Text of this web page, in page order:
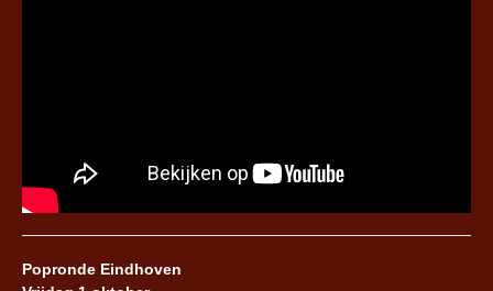
Popronde Eindhoven